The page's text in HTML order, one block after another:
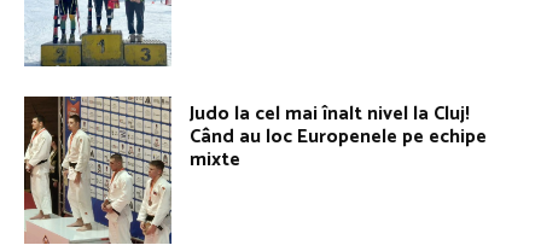
Judo la cel mai înalt nivel la Cluj!
Când au loc Europenele pe echipe
mixte